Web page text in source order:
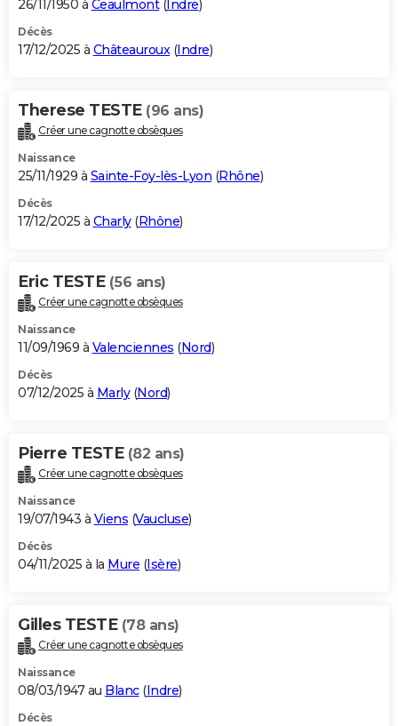
26/11/1950 à Ceaulmont( Indre)
Décès
17/12/2025 à Châteauroux(Indre)
Therese TESTE (96 ans)
Créer une cagnotte obsèques
Naissance
25/11/1929 à Sainte-Foy-lès-Lyon (Rhône)
Décès
17/12/2025 à Charly(Rhône)
Eric TESTE (56 ans)
Créer une cagnotte obsèques
Naissance
11/09/1969 à Valenciennes (Nord)
Décès
07/12/2025 à Marly(Nord)
Pierre TESTE (82 ans)
Créer une cagnotte obsèques
Naissance
19/07/1943 à Viens (Vaucluse)
Décès
04/11/2025 à la Mure (Isère)
Gilles TESTE (78 ans)
Créer une cagnotte obsèques
Naissance
08/03/1947 au Blanc(Indre)
Décès